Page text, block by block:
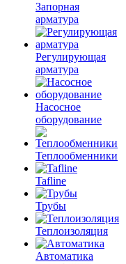
Запорная
арматура
Регулирующая
арматура
Насосное
оборудование
Теплообменники
Tafline
Трубы
Теплоизоляция
Автоматика